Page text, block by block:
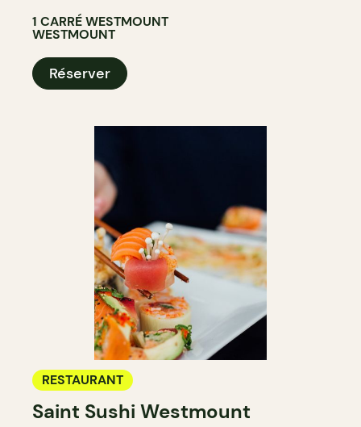
1 CARRÉ WESTMOUNT
WESTMOUNT
Réserver
RESTAURANT
Saint Sushi Westmount